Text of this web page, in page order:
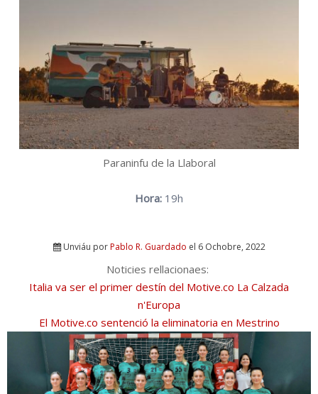
Paraninfu de la Llaboral
Hora: 19h
Unviáu porPablo R. Guardado el 6 Ochobre, 2022
Noticies rellacionaes:
Italia va ser el primer destín del Motive.co La Calzada
n'Europa
El Motive.co sentenció la eliminatoria en Mestrino